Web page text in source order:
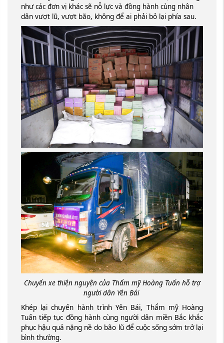
như các đơn vị khác sẽ nỗ lực và đồng hành cùng nhân
dân vượt lũ, vượt bão, không để ai phải bỏ lại phía sau.
Chuyến xe thiện nguyện của Thẩm mỹ Hoàng Tuấn hỗ trợ
người dân Yên Bái
Khép lại chuyến hành trình Yên Bái, Thẩm mỹ Hoàng
Tuấn tiếp tục đồng hành cùng người dân miền Bắc khắc
phục hậu quả nặng nề do bão lũ để cuộc sống sớm trở lại
bình thường.